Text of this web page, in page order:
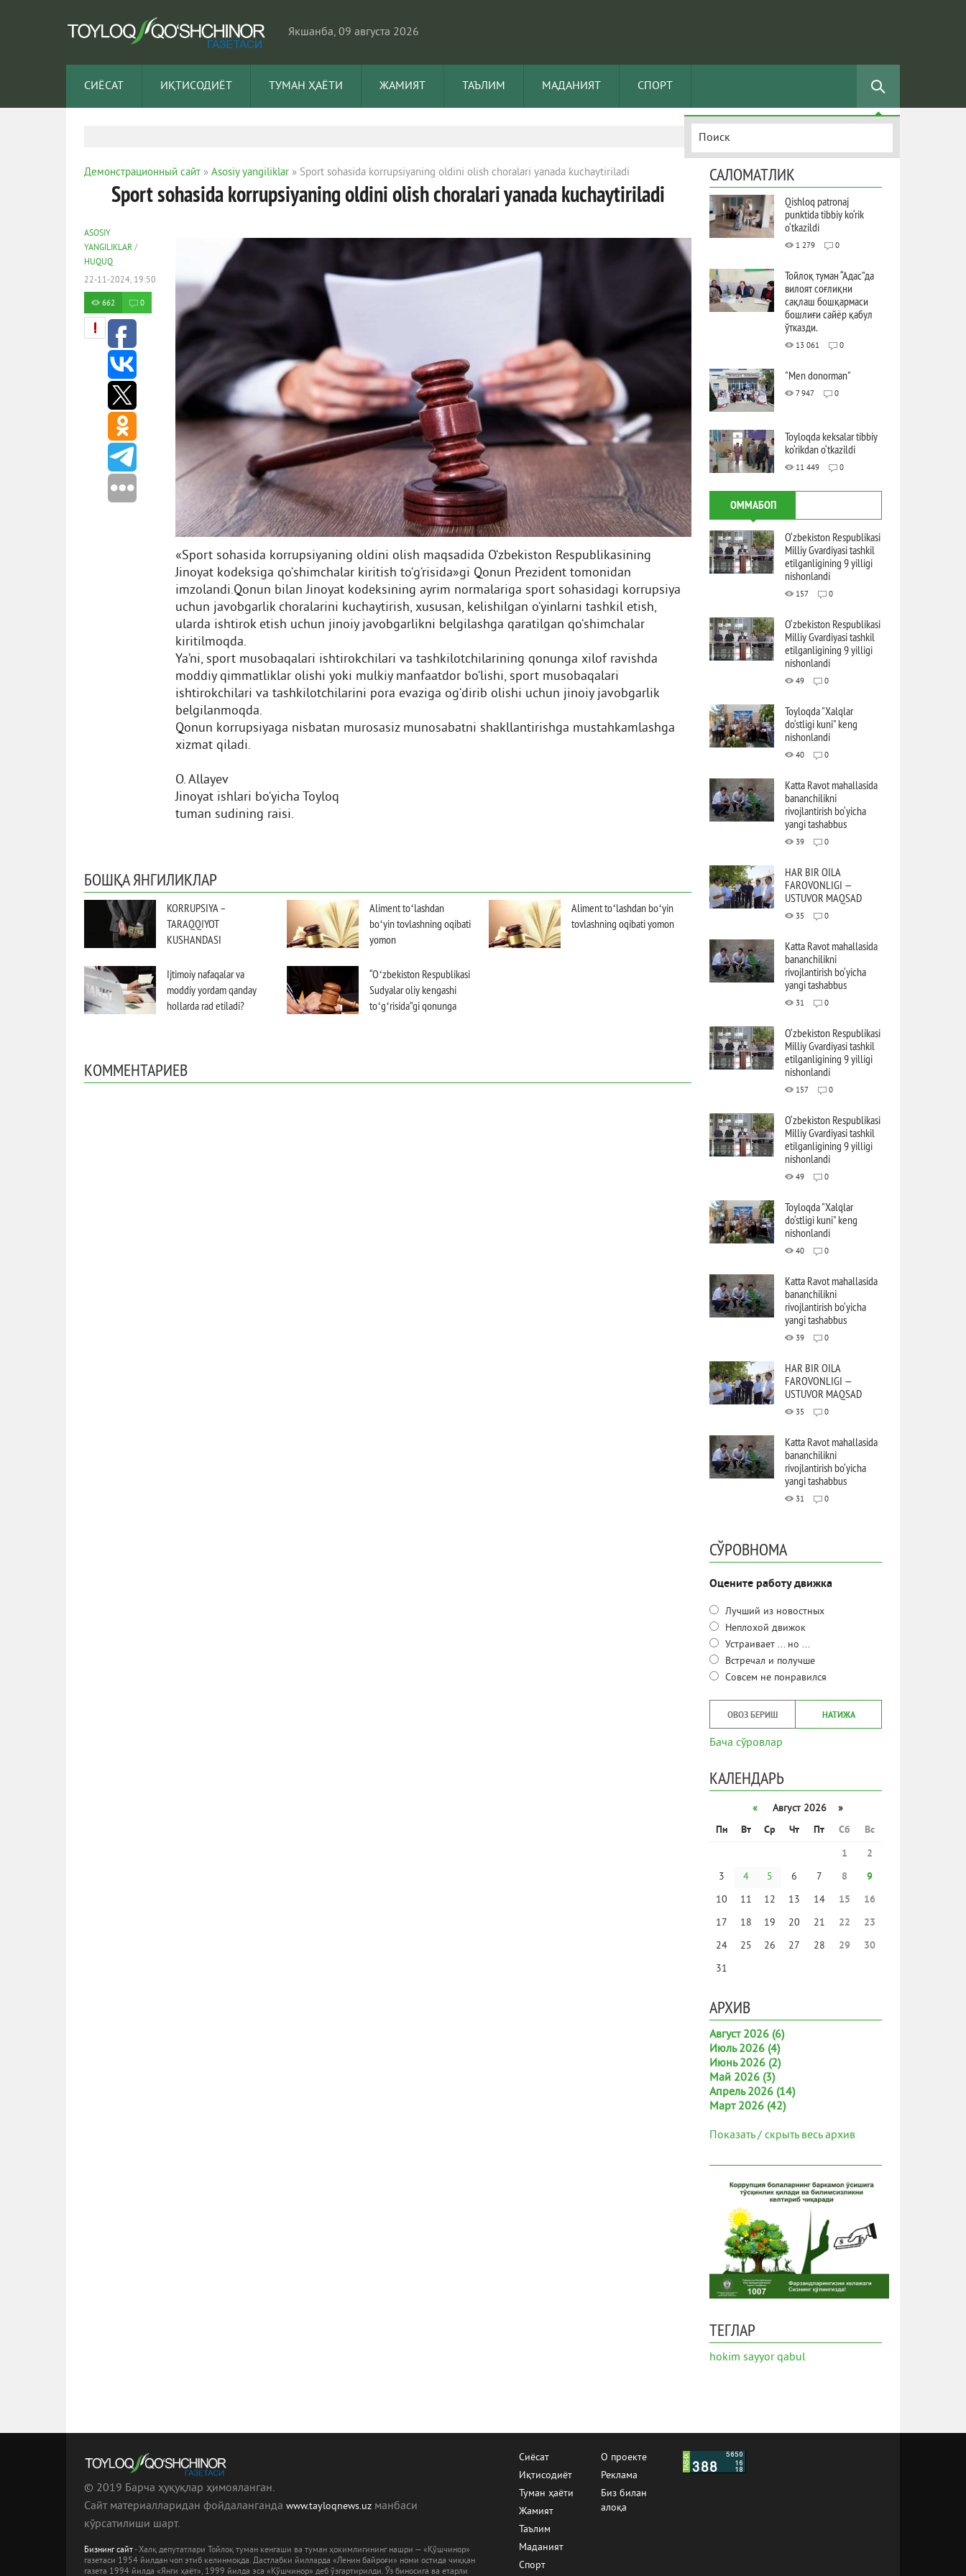
Якшанба, 09 августа 2026
СИЁСАТ ИҚТИСОДИЁТ ТУМАН ҲАЁТИ ЖАМИЯТ ТАЪЛИМ МАДАНИЯТ СПОРТ
Демонстрационный сайт » Asosiy yangiliklar » Sport sohasida korrupsiyaning oldini olish choralari yanada kuchaytiriladi
Sport sohasida korrupsiyaning oldini olish choralari yanada kuchaytiriladi
«Sport sohasida korrupsiyaning oldini olish maqsadida О‘zbekiston Respublikasining
Jinoyat kodeksiga qо‘shimchalar kiritish tо‘g‘risida»gi Qonun Prezident tomonidan
imzolandi.Qonun bilan Jinoyat kodeksining ayrim normalariga sport sohasidagi korrupsiya
uchun javobgarlik choralarini kuchaytirish, xususan, kelishilgan о‘yinlarni tashkil etish,
ularda ishtirok etish uchun jinoiy javobgarlikni belgilashga qaratilgan qо‘shimchalar
kiritilmoqda.
Ya’ni, sport musobaqalari ishtirokchilari va tashkilotchilarining qonunga xilof ravishda
moddiy qimmatliklar olishi yoki mulkiy manfaatdor bо‘lishi, sport musobaqalari
ishtirokchilari va tashkilotchilarini pora evaziga og‘dirib olishi uchun jinoiy javobgarlik
belgilanmoqda.
Qonun korrupsiyaga nisbatan murosasiz munosabatni shakllantirishga mustahkamlashga
xizmat qiladi.
O. Allayev
Jinoyat ishlari bо‘yicha Toyloq
tuman sudining raisi.
ASOSIY
YANGILIKLAR/
HUQUQ
22-11-2024, 19:50
662 0
БОШҚА ЯНГИЛИКЛАР
KORRUPSIYA –
TARAQQIYOT
KUSHANDASI
Aliment toʻlashdan
boʻyin tovlashning oqibati
yomon
Aliment toʻlashdan boʻyin
tovlashning oqibati yomon
Ijtimoiy nafaqalar va
moddiy yordam qanday
hollarda rad etiladi?
“Oʻzbekiston Respublikasi
Sudyalar oliy kengashi
toʻgʻrisida”gi qonunga
КОММЕНТАРИЕВ
САЛОМАТЛИК
Qishloq patronaj
punktida tibbiy ko‘rik
o‘tkazildi
1 279 0
Тойлоқ туман “Адас”да
вилоят соғлиқни
сақлаш бошқармаси
бошлиғи сайёр қабул
ўтказди.
13 061 0
"Men donorman"
7 947 0
Toyloqda keksalar tibbiy
ko‘rikdan o‘tkazildi
11 449 0
ОММАБОП
O‘zbekiston Respublikasi
Milliy Gvardiyasi tashkil
etilganligining 9 yilligi
nishonlandi
157 0
O‘zbekiston Respublikasi
Milliy Gvardiyasi tashkil
etilganligining 9 yilligi
nishonlandi
49 0
Toyloqda "Xalqlar
do‘stligi kuni" keng
nishonlandi
40 0
Katta Ravot mahallasida
bananchilikni
rivojlantirish bo‘yicha
yangi tashabbus
39 0
HAR BIR OILA
FAROVONLIGI —
USTUVOR MAQSAD
35 0
Katta Ravot mahallasida
bananchilikni
rivojlantirish bo‘yicha
yangi tashabbus
31 0
O‘zbekiston Respublikasi
Milliy Gvardiyasi tashkil
etilganligining 9 yilligi
nishonlandi
157 0
O‘zbekiston Respublikasi
Milliy Gvardiyasi tashkil
etilganligining 9 yilligi
nishonlandi
49 0
Toyloqda "Xalqlar
do‘stligi kuni" keng
nishonlandi
40 0
Katta Ravot mahallasida
bananchilikni
rivojlantirish bo‘yicha
yangi tashabbus
39 0
HAR BIR OILA
FAROVONLIGI —
USTUVOR MAQSAD
35 0
Katta Ravot mahallasida
bananchilikni
rivojlantirish bo‘yicha
yangi tashabbus
31 0
СЎРОВНОМА
Оцените работу движка
Лучший из новостных
Неплохой движок
Устраивает ... но ...
Встречал и получше
Совсем не понравился
ОВОЗ БЕРИШ НАТИЖА
Бача сўровлар
КАЛЕНДАРЬ
«
Август 2026 »
Пн
Вт Ср Чт Пт Сб
Вс
1
2
3
4 5 6 7 8
9
10
11 12 13 14 15
16
17
18 19 20 21 22
23
24
25 26 27 28 29
30
31
АРХИВ
Август 2026 (6)
Июль 2026 (4)
Июнь 2026 (2)
Май 2026 (3)
Апрель 2026 (14)
Март 2026 (42)
Показать / скрыть весь архив
ТЕГЛАР
hokim sayyor qabul
© 2019 Барча ҳуқуқлар ҳимояланган.
Сайт материалларидан фойдаланганда www.tayloqnews.uz манбаcи
кўрсатилиши шарт.
Бизнинг сайт- Халқ депутатлари Тойлоқ туман кенгаши ва туман ҳокимлигининг нашри — «Қўшчинор»
газетаси 1954 йилдан чоп этиб келинмоқда. Дастлабки йилларда «Ленин байроғи» номи остида чиққан
газета 1994 йилда «Янги ҳаёт», 1999 йилда эса «Қўшчинор» деб ўзгартирилди. Ўз биносига ва етарли
Сиёсат
Иқтисодиёт
Туман ҳаёти
Жамият
Таълим
Маданият
Спорт
О проекте
Реклама
Биз билан
алоқа